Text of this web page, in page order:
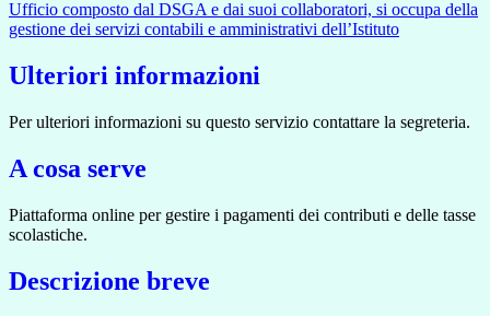
Ufficio composto dal DSGA e dai suoi collaboratori, si occupa della
gestione dei servizi contabili e amministrativi dell’Istituto
Ulteriori informazioni
Per ulteriori informazioni su questo servizio contattare la segreteria.
A cosa serve
Piattaforma online per gestire i pagamenti dei contributi e delle tasse
scolastiche.
Descrizione breve